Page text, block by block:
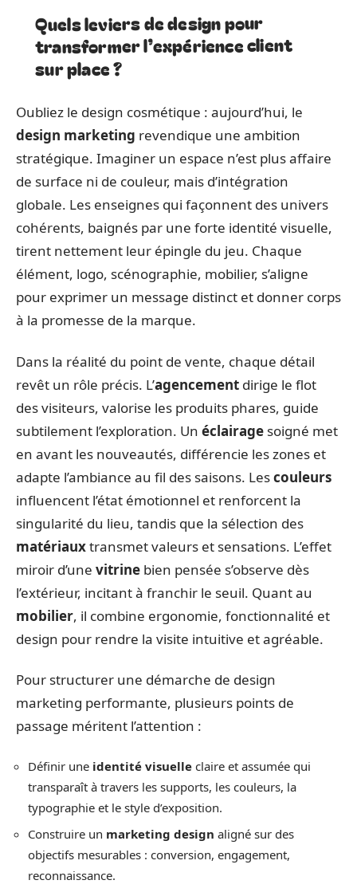
Quels leviers de design pour
transformer l’expérience client
sur place ?
Oubliez le design cosmétique : aujourd’hui, le
design marketing revendique une ambition
stratégique. Imaginer un espace n’est plus affaire
de surface ni de couleur, mais d’intégration
globale. Les enseignes qui façonnent des univers
cohérents, baignés par une forte identité visuelle,
tirent nettement leur épingle du jeu. Chaque
élément, logo, scénographie, mobilier, s’aligne
pour exprimer un message distinct et donner corps
à la promesse de la marque.
Dans la réalité du point de vente, chaque détail
revêt un rôle précis. L’agencement dirige le flot
des visiteurs, valorise les produits phares, guide
subtilement l’exploration. Un éclairage soigné met
en avant les nouveautés, différencie les zones et
adapte l’ambiance au fil des saisons. Lescouleurs
influencent l’état émotionnel et renforcent la
singularité du lieu, tandis que la sélection des
matériauxtransmet valeurs et sensations. L’effet
miroir d’une vitrine bien pensée s’observe dès
l’extérieur, incitant à franchir le seuil. Quant au
mobilier, il combine ergonomie, fonctionnalité et
design pour rendre la visite intuitive et agréable.
Pour structurer une démarche de design
marketing performante, plusieurs points de
passage méritent l’attention :
Définir une identité visuelle claire et assumée qui
transparaît à travers les supports, les couleurs, la
typographie et le style d’exposition.
Construire un marketing design aligné sur des
objectifs mesurables : conversion, engagement,
reconnaissance.